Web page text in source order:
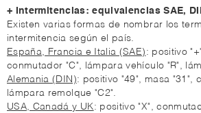
+ Intermitencias: equivalencias SAE,
Existen varias formas de nombrar los
intermitencia según el país.
España, Francia e Italia (SAE) : positivo
conmutador "C", lámpara vehículo "R",
Alemania (DIN): positivo "49", masa "31",
lámpara remolque "C2".
USA, Canadá y UK: positivo "X",